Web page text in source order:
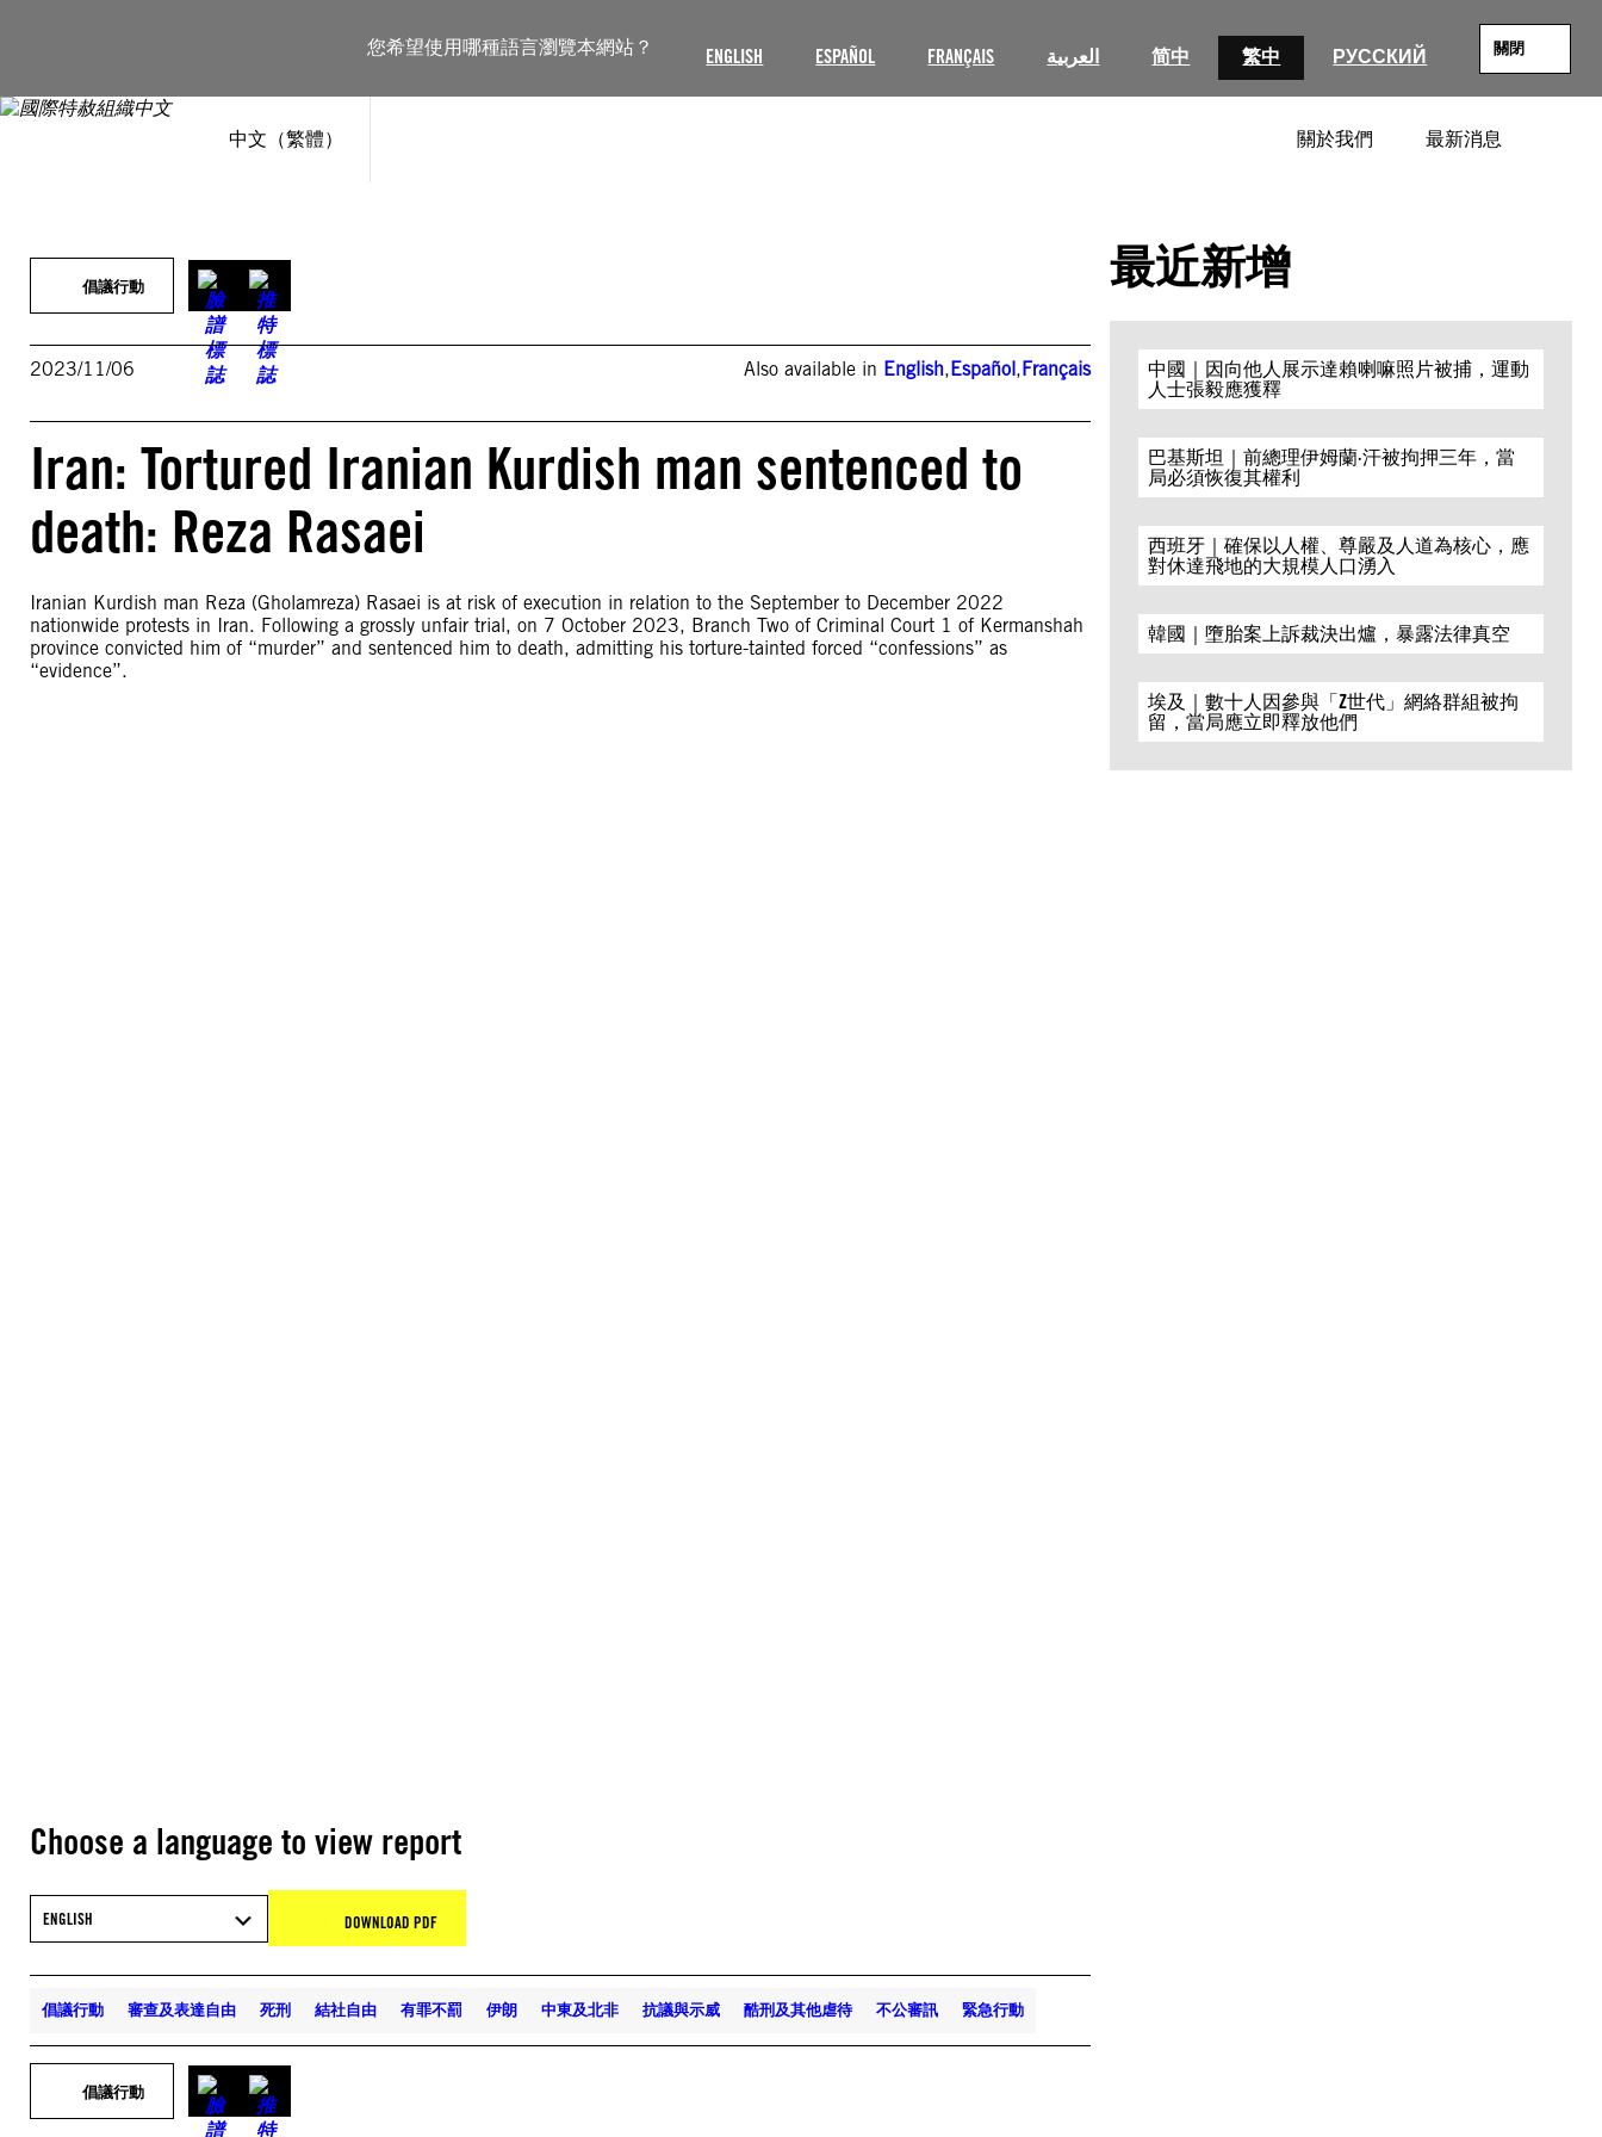
您希望使用哪種語言瀏覽本網站？ ENGLISH ESPAÑOL FRANÇAIS العربية 简中 繁中 РУССКИЙ 關閉
中文（繁體） 關於我們 最新消息
內
倡議行動
2023/11/06 Also available in English,Español,Français
Iran: Tortured Iranian Kurdish man sentenced to
death: Reza Rasaei
Iranian Kurdish man Reza (Gholamreza) Rasaei is at risk of execution in relation to the September to December 2022
nationwide protests in Iran. Following a grossly unfair trial, on 7 October 2023, Branch Two of Criminal Court 1 of Kermanshah
province convicted him of “murder” and sentenced him to death, admitting his torture-tainted forced “confessions” as
“evidence”.
Choose a language to view report
ENGLISH DOWNLOAD PDF
倡議行動 審查及表達自由 死刑 結社自由 有罪不罰 伊朗 中東及北非 抗議與示威 酷刑及其他虐待 不公審訊 緊急行動
倡議行動
最近新增
中國｜因向他人展示達賴喇嘛照片被捕，運動
人士張毅應獲釋
巴基斯坦｜前總理伊姆蘭·汗被拘押三年，當
局必須恢復其權利
西班牙｜確保以人權、尊嚴及人道為核心，應
對休達飛地的大規模人口湧入
韓國｜墮胎案上訴裁決出爐，暴露法律真空
埃及｜數十人因參與「Z世代」網絡群組被拘
留，當局應立即釋放他們